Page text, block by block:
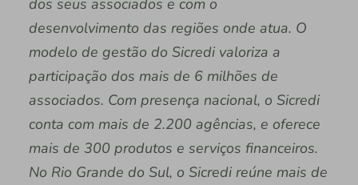
dos seus associados e com o
desenvolvimento das regiões onde atua. O
modelo de gestão do Sicredi valoriza a
participação dos mais de 6 milhões de
associados. Com presença nacional, o Sicredi
conta com mais de 2.200 agências, e oferece
mais de 300 produtos e serviços financeiros.
No Rio Grande do Sul, o Sicredi reúne mais de